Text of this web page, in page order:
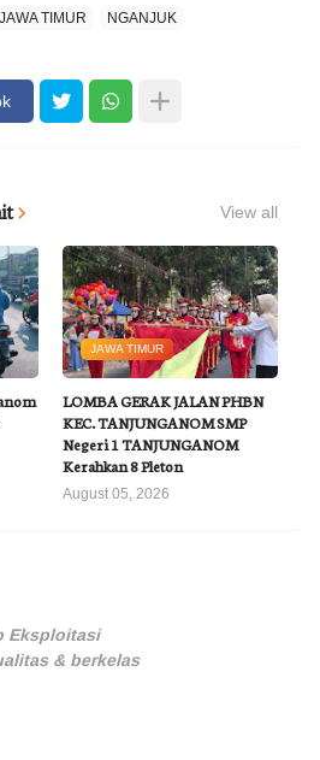
JAWA TIMUR NGANJUK
View all
JAWA TIMUR
LOMBA GERAK JALAN PHBN
KEC. TANJUNGANOM SMP
Negeri 1 TANJUNGANOM
Kerahkan 8 Pleton
August 05, 2026
Eksploitasi
& berkelas